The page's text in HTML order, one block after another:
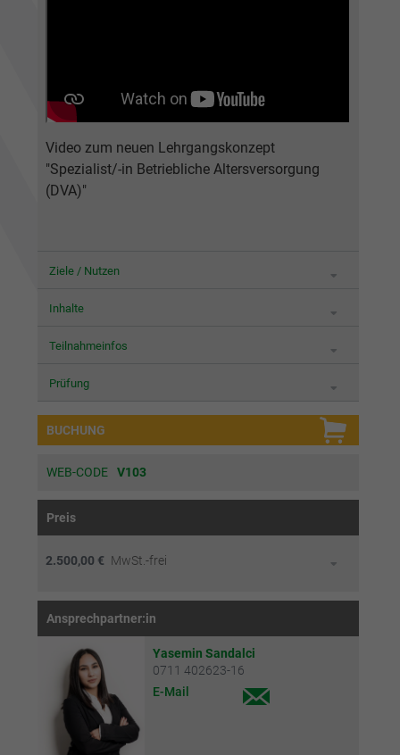
Video zum neuen Lehrgangskonzept
"Spezialist/-in Betriebliche Altersversorgung
(DVA)"
Ziele / Nutzen
Inhalte
Teilnahmeinfos
Prüfung
BUCHUNG
WEB-CODE V103
Preis
2.500,00 € MwSt.-frei
Ansprechpartner:in
Yasemin Sandalci
0711 402623-16
E-Mail